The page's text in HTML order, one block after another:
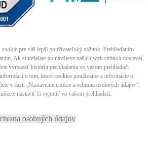
pre váš lepší používateľský zážitok. Prehliadaním
Ak si neželáte po návšteve našich web stránok dostávať
vymazať históriu prehliadania vo vašom prehliadači
o tom, ktoré cookies používame a informácie o
v časti „Nastavenie cookie a ochrana osobných údajov“.
nastaviť či vypnúť vo vašom prehliadači.
osobných údajov